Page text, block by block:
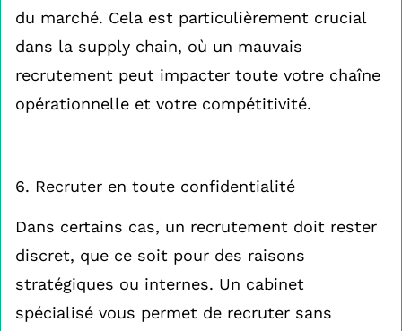
du marché. Cela est particulièrement crucial
dans la supply chain, où un mauvais
recrutement peut impacter toute votre chaîne
opérationnelle et votre compétitivité.
6. Recruter en toute confidentialité
Dans certains cas, un recrutement doit rester
discret, que ce soit pour des raisons
stratégiques ou internes. Un cabinet
spécialisé vous permet de recruter sans